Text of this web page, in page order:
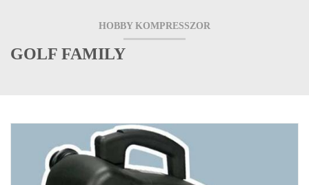
HOBBY KOMPRESSZOR
GOLF FAMILY